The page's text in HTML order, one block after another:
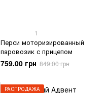
1
Перси моторизированный
паровозик с прицепом
759.00 грн 849.00 грн
РАСПРОДАЖА